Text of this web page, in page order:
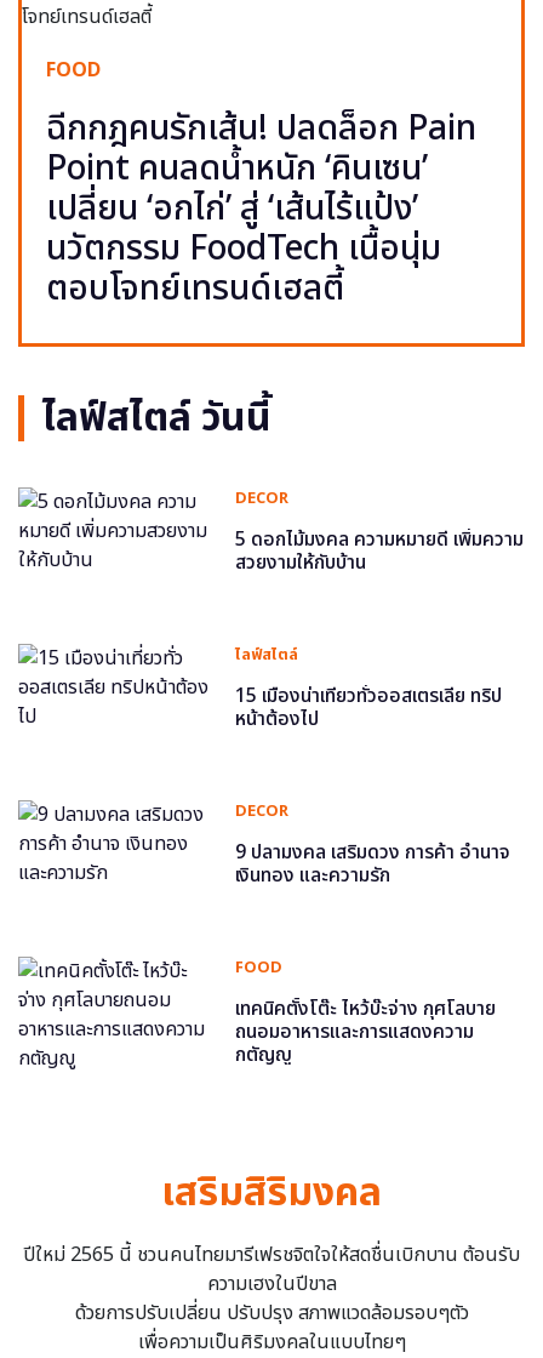
FOOD
ฉีกกฎคนรักเส้น! ปลดล็อก Pain
Point คนลดน้ำหนัก ‘คินเซน’
เปลี่ยน ‘อกไก่’ สู่ ‘เส้นไร้แป้ง’
นวัตกรรม FoodTech เนื้อนุ่ม
ตอบโจทย์เทรนด์เฮลตี้
ไลฟ์สไตล์ วันนี้
DECOR
5 ดอกไม้มงคล ความหมายดี เพิ่มความ
สวยงามให้กับบ้าน
ไลฟ์สไตล์
15 เมืองน่าเที่ยวทั่วออสเตรเลีย ทริป
หน้าต้องไป
DECOR
9 ปลามงคล เสริมดวง การค้า อำนาจ
เงินทอง และความรัก
FOOD
เทคนิคตั้งโต๊ะ ไหว้บ๊ะจ่าง กุศโลบาย
ถนอมอาหารและการแสดงความ
กตัญญู
เสริมสิริมงคล
ปีใหม่ 2565 นี้ ชวนคนไทยมารีเฟรชจิตใจให้สดชื่นเบิกบาน ต้อนรับ
ความเฮงในปีขาล
ด้วยการปรับเปลี่ยน ปรับปรุง สภาพแวดล้อมรอบๆตัว
เพื่อความเป็นศิริมงคลในแบบไทยๆ